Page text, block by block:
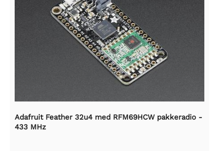
Adafruit Feather 32u4 med RFM69HCW pakkeradio -
433 MHz